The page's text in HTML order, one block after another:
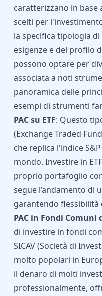
caratterizzano in
scelti per
la specifica tipologia di
esigenze e del profilo
possono optare per
associata a noti
panoramica delle
esempi di strumenti
PAC su ETF: Questo
(Exchange Traded
che replica l'indice
mondo. Investire in
proprio portafoglio
segue l’andamento di
garantendo flessibilità
PAC in Fondi
di investire in fondi
SICAV (Società di
molto popolari in
il denaro di molti
professionalmente,